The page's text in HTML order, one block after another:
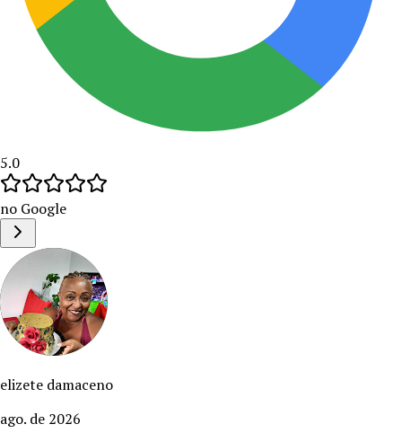
5.0
no Google
elizete damaceno
ago. de 2026